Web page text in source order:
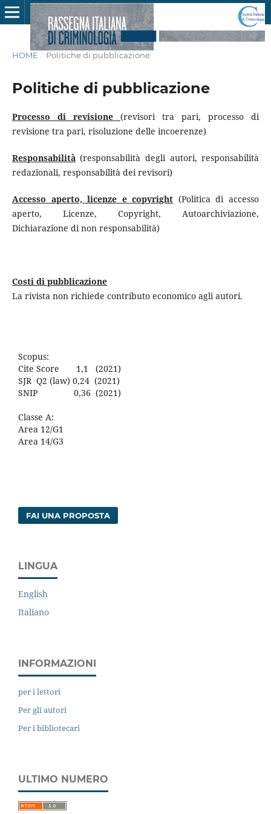
HOME / Politiche di pubblicazione
Politiche di pubblicazione
Processo di revisione (revisori tra pari, processo di
revisione tra pari, risoluzione delle incoerenze)
Responsabilità(responsabilità degli autori, responsabilità
redazionali, responsabilità dei revisori)
Accesso aperto, licenze e copyright (Politica di accesso
aperto, Licenze, Copyright, Autoarchiviazione,
Dichiarazione di non responsabilità)
Costi di pubblicazione
La rivista non richiede contributo economico agli autori.
Scopus:
Cite Score 1,1 (2021)
SJR Q2 (law) 0,24 (2021)
SNIP 0,36 (2021)
Classe A:
Area 12/G1
Area 14/G3
FAI UNA PROPOSTA
LINGUA
English
Italiano
INFORMAZIONI
per i lettori
Per gli autori
Per i bibliotecari
ULTIMO NUMERO